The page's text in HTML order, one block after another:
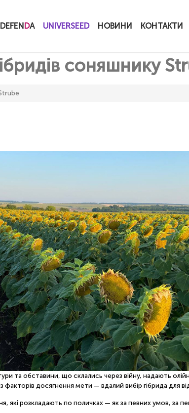
DEFENDA UNIVERSEED НОВИНИ КОНТАКТИ
соняшнику
та обставини, що склались через війну, надають
досягнення мети — вдалий вибір гібрида для
які розкладають по поличках — як за певних умов, за